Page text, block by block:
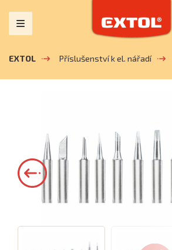
EXTOL Příslušenství k el. nářadí